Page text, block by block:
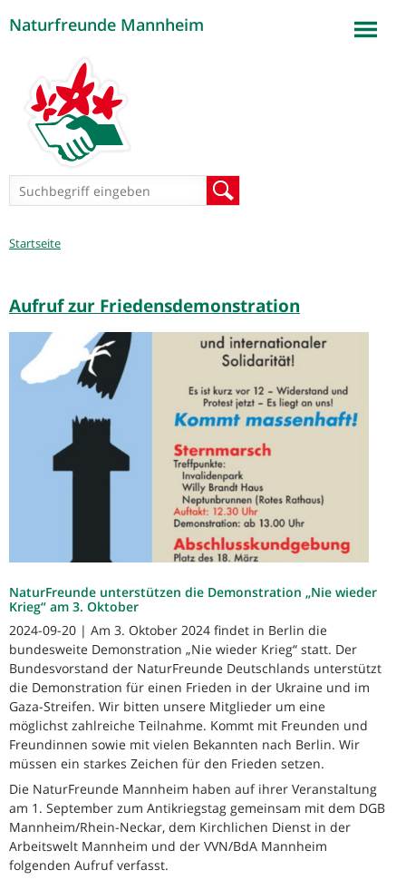
Naturfreunde Mannheim
Suchformular
Sie
Startseite
Aufruf zur Friedensdemonstration
NaturFreunde unterstützen die Demonstration „Nie wieder
Krieg“ am 3. Oktober
2024-09-20 | Am 3. Oktober 2024 findet in Berlin die
bundesweite Demonstration „Nie wieder Krieg“ statt. Der
Bundesvorstand der NaturFreunde Deutschlands unterstützt
die Demonstration für einen Frieden in der Ukraine und im
Gaza-Streifen. Wir bitten unsere Mitglieder um eine
möglichst zahlreiche Teilnahme. Kommt mit Freunden und
Freundinnen sowie mit vielen Bekannten nach Berlin. Wir
müssen ein starkes Zeichen für den Frieden setzen.
Die NaturFreunde Mannheim haben auf ihrer Veranstaltung
am 1. September zum Antikriegstag gemeinsam mit dem DGB
Mannheim/Rhein-Neckar, dem Kirchlichen Dienst in der
Arbeitswelt Mannheim und der VVN/BdA Mannheim
folgenden Aufruf verfasst.